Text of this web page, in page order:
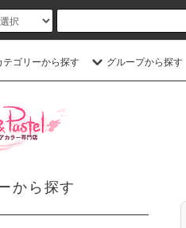
テゴリーから探す グループから探す
から探す